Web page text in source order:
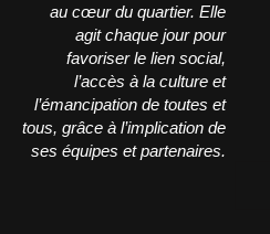
au cœur du quartier. Elle
agit chaque jour pour
favoriser le lien social,
l’accès à la culture et
l’émancipation de toutes et
tous, grâce à l’implication de
ses équipes et partenaires.